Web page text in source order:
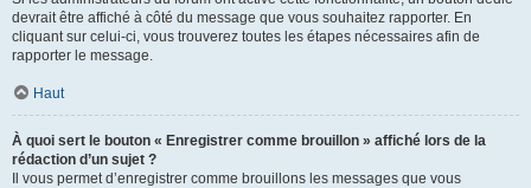
devrait être affiché à côté du message que vous souhaitez rapporter. En
cliquant sur celui-ci, vous trouverez toutes les étapes nécessaires afin de
rapporter le message.
Haut
À quoi sert le bouton « Enregistrer comme brouillon » affiché lors de la
rédaction d’un sujet ?
Il vous permet d’enregistrer comme brouillons les messages que vous